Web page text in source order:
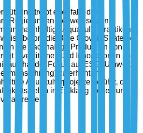
treibt ebenfalls das
Regierungen weltweit setzen
um nachhaltige Aquakulturpraktiken
betont die Blue Growth-Strategie
die nachhaltige Produktion von
regt Investitionen und Innovationen im
hat der Fokus auf ESG (Umwelt,
zu erhöhten
Aquakulturprojekte geführt, die
in Einklang stehen und